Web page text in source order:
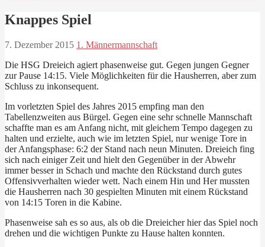
Knappes Spiel
7. Dezember 2015 1. Männermannschaft
Die HSG Dreieich agiert phasenweise gut. Gegen jungen Gegner
zur Pause 14:15. Viele Möglichkeiten für die Hausherren, aber zum
Schluss zu inkonsequent.
Im vorletzten Spiel des Jahres 2015 empfing man den
Tabellenzweiten aus Bürgel. Gegen eine sehr schnelle Mannschaft
schaffte man es am Anfang nicht, mit gleichem Tempo dagegen zu
halten und erzielte, auch wie im letzten Spiel, nur wenige Tore in
der Anfangsphase: 6:2 der Stand nach neun Minuten. Dreieich fing
sich nach einiger Zeit und hielt den Gegenüber in der Abwehr
immer besser in Schach und machte den Rückstand durch gutes
Offensivverhalten wieder wett. Nach einem Hin und Her mussten
die Hausherren nach 30 gespielten Minuten mit einem Rückstand
von 14:15 Toren in die Kabine.
Phasenweise sah es so aus, als ob die Dreieicher hier das Spiel noch
drehen und die wichtigen Punkte zu Hause halten konnten.